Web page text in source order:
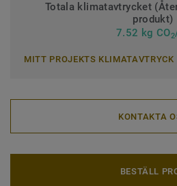
Totala klimatavtrycket
produkt)
7.52 kg CO2
MITT PROJEKTS KLIMATAVTRYCK
KONTAKTA
BESTÄLL